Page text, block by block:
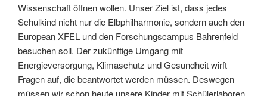
Wissenschaft öffnen wollen. Unser Ziel ist, dass jedes
Schulkind nicht nur die Elbphilharmonie, sondern auch den
European XFEL und den Forschungscampus Bahrenfeld
besuchen soll. Der zukünftige Umgang mit
Energieversorgung, Klimaschutz und Gesundheit wirft
Fragen auf, die beantwortet werden müssen. Deswegen
müssen wir schon heute unsere Kinder mit Schülerlaboren